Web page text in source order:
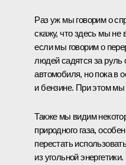
Раз уж мы говорим о
скажу, что здесь мы не
если мы говорим о
людей садятся за руль
автомобиля, но пока в
и бензине. При этом мы
Также мы видим
природного газа,
перестать
из угольной